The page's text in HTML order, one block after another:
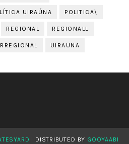
UIRAÚNA POLITICA\
REGIONAL REGIONALL
RREGIONAL UIRAUNA
| DISTRIBUTED BY GOOYAABI